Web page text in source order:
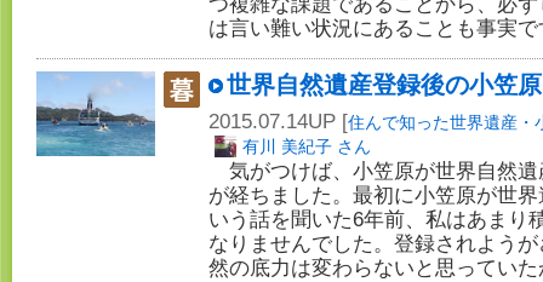
は言い難い状況にあることも事実
世界自然遺産登録後の小笠
2015.07.14UP [住んで知った世界遺産・
有川 美紀子 さん
気がつけば、小笠原が世界自然
が経ちました。最初に小笠原が世
いう話を聞いた6年前、私はあまり
なりませんでした。登録されよう
然の底力は変わらないと思ってい